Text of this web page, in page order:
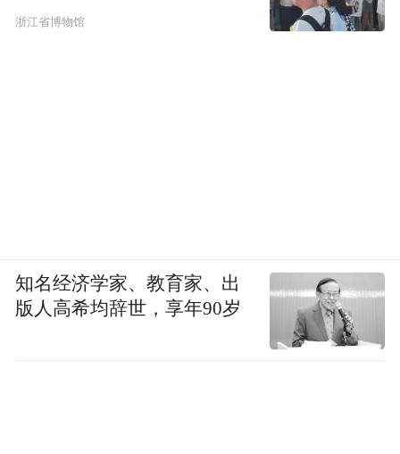
浙江省博物馆
知名经济学家、教育家、出
版人高希均辞世，享年90岁